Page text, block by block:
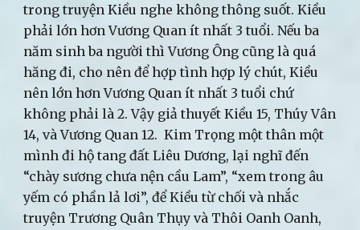
trong truyện Kiều nghe không thông suốt. Kiều
phải lớn hơn Vương Quan ít nhất 3 tuổi. Nếu ba
năm sinh ba người thì Vương Ông cũng là quá
hăng đi, cho nên để hợp tình hợp lý chút, Kiều
nên lớn hơn Vương Quan ít nhất 3 tuổi chứ
không phải là 2. Vậy giả thuyết Kiều 15, Thúy Vân
14, và Vương Quan 12. Kim Trọng một thân một
mình đi hộ tang đất Liêu Dương, lại nghĩ đến
“chày sương chưa nện cầu Lam”, “xem trong âu
yếm có phần lả lơi”, để Kiều từ chối và nhắc
truyện Trương Quân Thụy và Thôi Oanh Oanh,